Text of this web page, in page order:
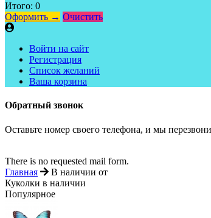
Итого: 0
Оформить → Очистить
Войти на сайт
Регистрация
Список желаний
Ваша корзина
Обратный звонок
Оставьте номер своего телефона, и мы
There is no requested mail form.
Главная
В наличии от
Куколки в наличии
Популярное